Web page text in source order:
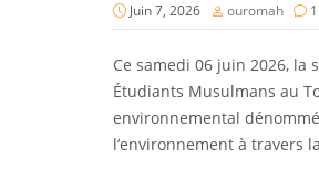
Juin 7, 2026 ouromah
Ce samedi 06 juin 2026,
Étudiants Musulmans au
environnemental dénommé
l’environnement à travers